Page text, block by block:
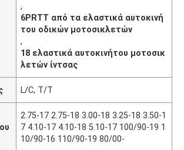
,
6PRTT από τα ελαστικά αυτοκινή
του οδικών μοτοσικλετών
,
18 ελαστικά αυτοκινήτου μοτοσικ
λετών ίντσας
L/C, T/T
2.75-17 2.75-18 3.00-18 3.25-18 3.50-1
7 4.10-17 4.10-18 5.10-17 100/90-19 1
10/90-16 110/90-19 80/00-